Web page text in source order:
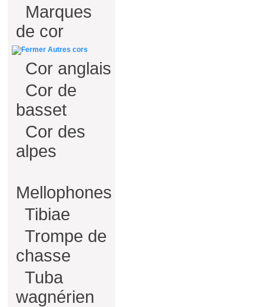
Marques
de cor
Autres cors
Cor anglais
Cor de
basset
Cor des
alpes
Mellophones
Tibiae
Trompe de
chasse
Tuba
wagnérien